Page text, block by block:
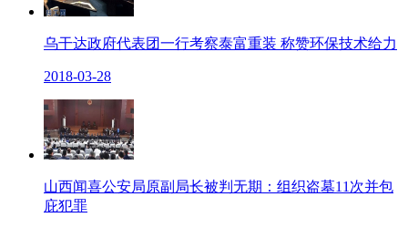
乌干达政府代表团一行考察泰富重装 称赞环保技术给力
2018-03-28
山西闻喜公安局原副局长被判无期：组织盗墓11次并包
庇犯罪